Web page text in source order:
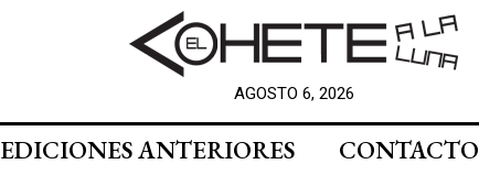
AGOSTO 6, 2026
EDICIONES ANTERIORES
CONTACTO